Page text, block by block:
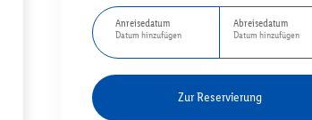
Anreisedatum
Datum hinzufügen
Abreisedatum
Datum hinzufügen
Zur Reservierung